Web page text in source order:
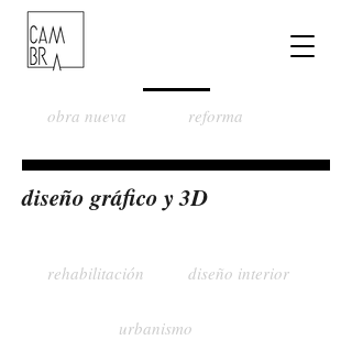
obra nueva reforma
rehabilitación diseño interior
urbanismo
diseño gráfico y 3D